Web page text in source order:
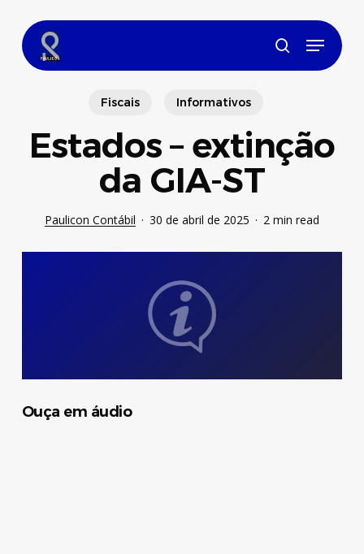
main
content
search
Menu
Fiscais Informativos
Estados – extinção
da GIA-ST
Paulicon Contábil 30 de abril de 2025 2 min read
Ouça em áudio